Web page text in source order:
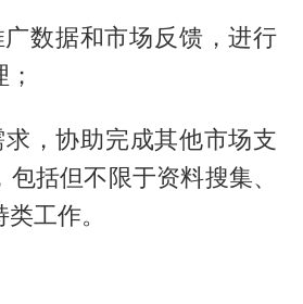
数据和市场反馈，进行
，协助完成其他市场支
括但不限于资料搜集、
工作。